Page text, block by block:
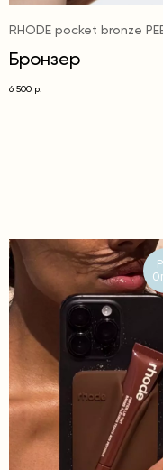
RHODE pocket bronze
Бронзер
6 500 р.